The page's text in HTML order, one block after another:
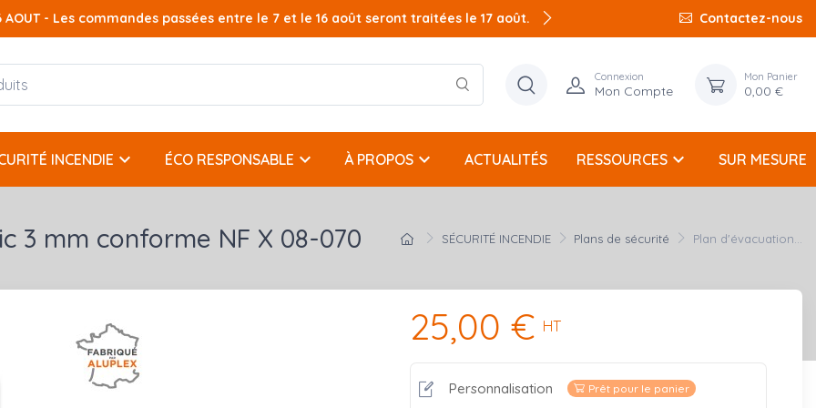
AOUT - Les commandes passées entre le 7 et le 16 août seront traitées le 17 août. Contactez-nous
Connexion
Mon Compte
Mon Panier
0,00 €
INCENDIE keyboard_arrow_down ÉCO RESPONSABLE keyboard_arrow_down À PROPOS keyboard_arrow_down ACTUALITÉS RESSOURCES keyboard_arrow_down SUR MESURE
SÉCURITÉ INCENDIE Plans de sécurité Plan d'évacuation...
3 mm conforme NF X 08-070
25,00 € HT
Personnalisation Prêt pour le panier